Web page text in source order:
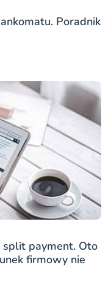
Poradnik
split payment. Oto
firmowy nie